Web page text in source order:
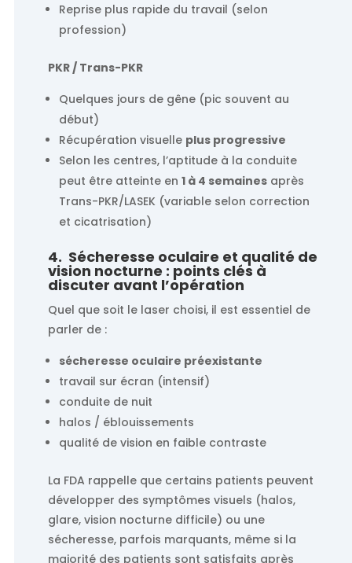
Reprise plus rapide du travail (selon
profession)
PKR / Trans-PKR
Quelques jours de gêne (pic souvent au
début)
Récupération visuelle plus progressive
Selon les centres, l’aptitude à la conduite
peut être atteinte en 1 à 4 semainesaprès
Trans-PKR/LASEK (variable selon correction
et cicatrisation)
4. Sécheresse oculaire et qualité de
vision nocturne : points clés à
discuter avant l’opération
Quel que soit le laser choisi, il est essentiel de
parler de :
sécheresse oculaire préexistante
travail sur écran (intensif)
conduite de nuit
halos / éblouissements
qualité de vision en faible contraste
La FDA rappelle que certains patients peuvent
développer des symptômes visuels (halos,
glare, vision nocturne difficile) ou une
sécheresse, parfois marquants, même si la
majorité des patients sont satisfaits après